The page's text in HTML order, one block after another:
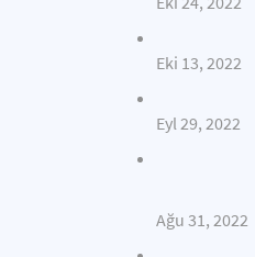
Eki 13, 2022
Eyl 29, 2022
Ağu 31, 2022